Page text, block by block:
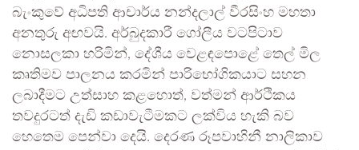
බැංකුවේ අධිපති ආචාර්ය නන්දලාල් වීරසිංහ මහතා
අනතුරු අඟවයි. අර්බුදකාරී ගෝලීය වටපිටාව
නොසලකා හරිමින්, දේශීය වෙළඳපොළේ තෙල් මිල
කෘතිමව පාලනය කරමින් පාරිභෝගිකයාට සහන
ලබාදීමට උත්සාහ කළහොත්, වත්මන් ආර්ථිකය
තවදුරටත් දැඩි කඩාවැටීමකට ලක්විය හැකි බව
හෙතෙම පෙන්වා දෙයි. දෙරණ රූපවාහිනී නාලිකාව